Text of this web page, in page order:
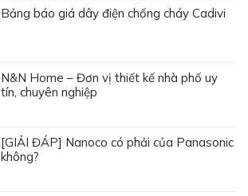
Bảng báo giá dây điện chống cháy Cadivi
N&N Home – Đơn vị thiết kế nhà phố uy
tín, chuyên nghiệp
[GIẢI ĐÁP] Nanoco có phải của Panasonic
không?